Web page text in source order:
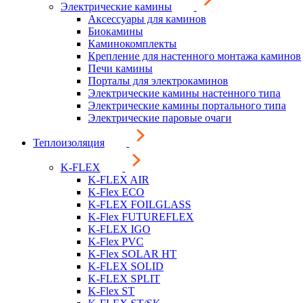
Электрические камины
Аксессуары для каминов
Биокамины
Каминокомплекты
Крепление для настенного монтажа каминов
Печи камины
Порталы для электрокаминов
Электрические камины настенного типа
Электрические камины портального типа
Электрические паровые очаги
Теплоизоляция
K-FLEX
K-FLEX AIR
K-Flex ECO
K-FLEX FOILGLASS
K-Flex FUTUREFLEX
K-FLEX IGO
K-Flex PVC
K-Flex SOLAR HT
K-FLEX SOLID
K-FLEX SPLIT
K-Flex ST